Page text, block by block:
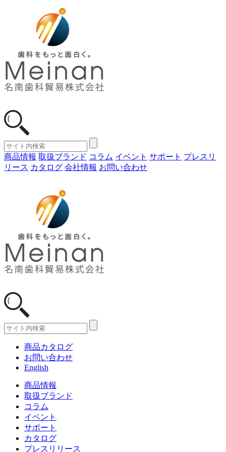
商品情報 取扱ブランド コラム イベント サポート プレスリ
リース カタログ 会社情報 お問い合わせ
商品カタログ
お問い合わせ
English
商品情報
取扱ブランド
コラム
イベント
サポート
カタログ
プレスリリース